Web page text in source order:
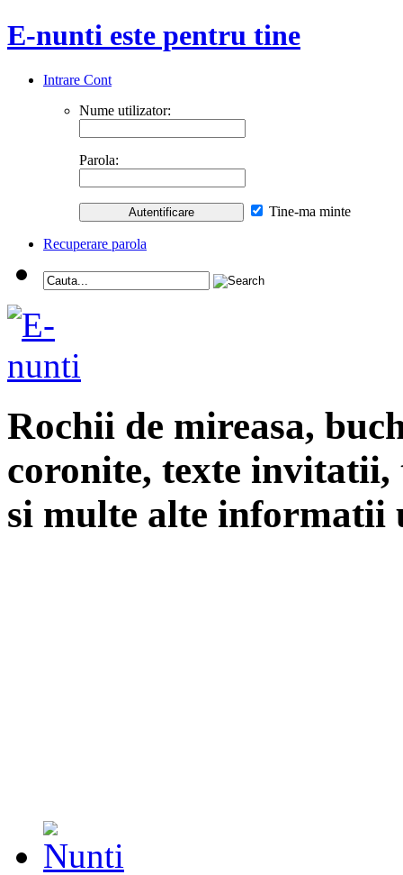
E-nunti este pentru tine
Intrare Cont
Nume utilizator:
Parola:
Tine-ma minte
Recuperare parola
Rochii de mireasa,
coronite, texte
si multe alte informatii